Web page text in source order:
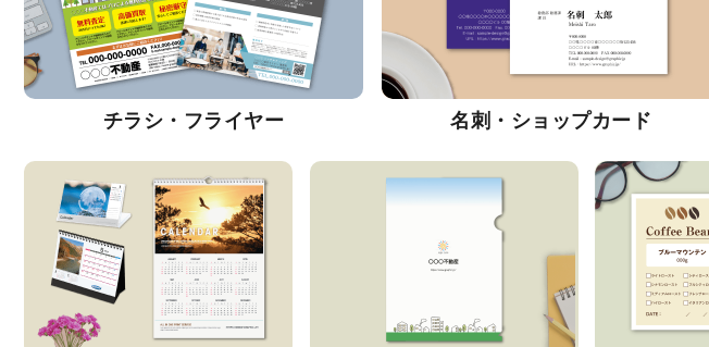
チラシ・フライヤー 名刺・ショップカード